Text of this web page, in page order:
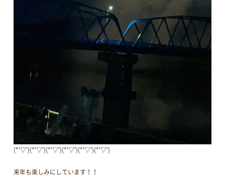
(*'▽')(*'▽')(*'▽')(*'▽')(*'▽')(*'▽')
来年も楽しみにしています！！